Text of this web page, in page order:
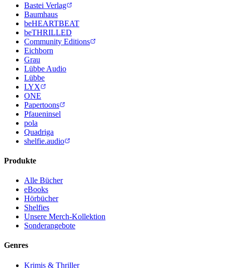
Bastei Verlag
Baumhaus
beHEARTBEAT
beTHRILLED
Community Editions
Eichborn
Grau
Lübbe Audio
Lübbe
LYX
ONE
Papertoons
Pfaueninsel
pola
Quadriga
shelfie.audio
Produkte
Alle Bücher
eBooks
Hörbücher
Shelfies
Unsere Merch-Kollektion
Sonderangebote
Genres
Krimis & Thriller